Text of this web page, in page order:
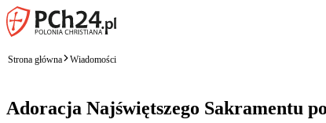
Strona główna Wiadomości
Adoracja Najświętszego Sakramentu